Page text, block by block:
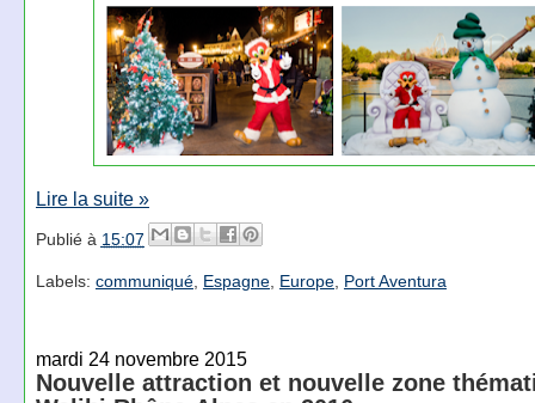
Lire la suite »
Publié à 15:07
Labels: communiqué, Espagne, Europe, Port Aventura
mardi 24 novembre 2015
Nouvelle attraction et nouvelle zone